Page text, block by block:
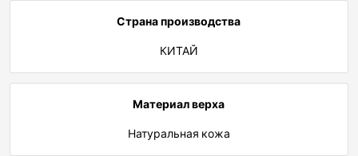
Страна производства
КИТАЙ
Материал верха
Натуральная кожа